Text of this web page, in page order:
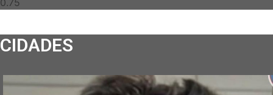
CIDADES